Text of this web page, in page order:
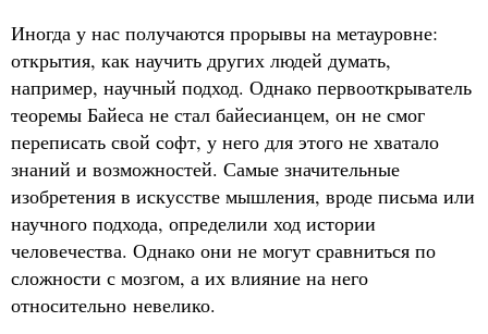
Иногда у нас получаются прорывы на метауровне:
открытия, как научить других людей думать,
например, научный подход. Однако первооткрыватель
теоремы Байеса не стал байесианцем, он не смог
переписать свой софт, у него для этого не хватало
знаний и возможностей. Самые значительные
изобретения в искусстве мышления, вроде письма или
научного подхода, определили ход истории
человечества. Однако они не могут сравниться по
сложности с мозгом, а их влияние на него
относительно невелико.